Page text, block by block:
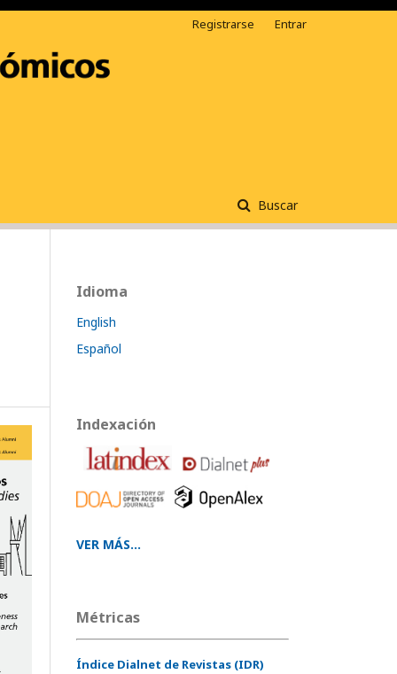
Buscar
Registrarse Entrar
Idioma
English
Español
Indexación
VER MÁS...
Métricas
Índice Dialnet de Revistas (IDR)